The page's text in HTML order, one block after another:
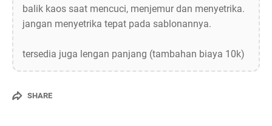
balik kaos saat mencuci, menjemur dan menyetrika.
jangan menyetrika tepat pada sablonannya.
tersedia juga lengan panjang (tambahan biaya 10k)
SHARE